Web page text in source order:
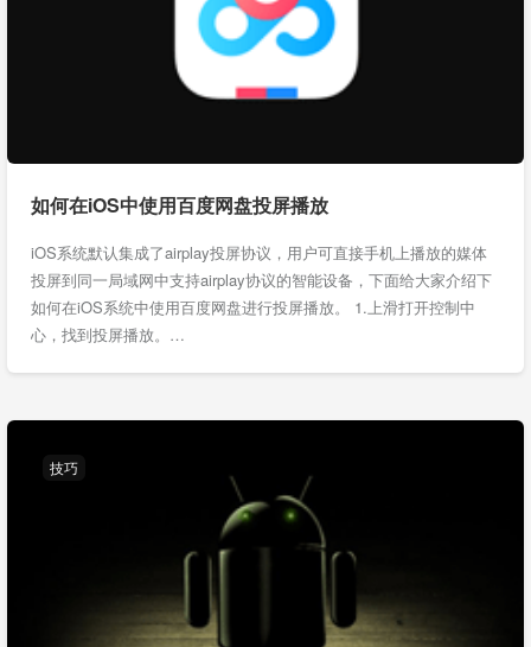
如何在iOS中使用百度网盘投屏播放
iOS系统默认集成了airplay投屏协议，用户可直接手机上播放的媒体
投屏到同一局域网中支持airplay协议的智能设备，下面给大家介绍下
如何在iOS系统中使用百度网盘进行投屏播放。 1.上滑打开控制中
心，找到投屏播放。…
技巧